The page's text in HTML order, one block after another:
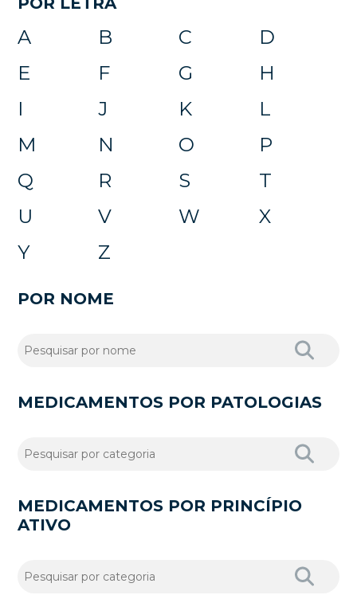
A B C
D
E
F G
H
I
J K
L
M
N O
P
Q
R S
T
U
V W
X
Y
Z
POR NOME
MEDICAMENTOS POR PATOLOGIAS
MEDICAMENTOS POR PRINCÍPIO
ATIVO